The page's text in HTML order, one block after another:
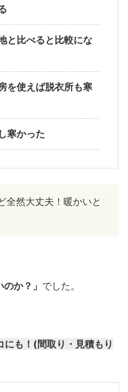
と比べると比較にな
を使えば脱衣所も寒
寒かった
全然大丈夫！暖かいと
か？」 でした。
も！(間取り・見積もり